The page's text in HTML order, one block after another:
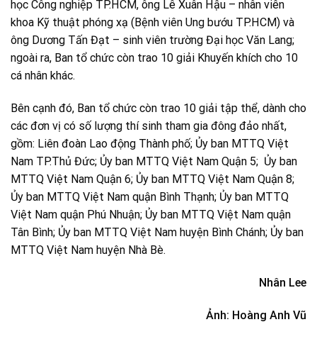
học Công nghiệp TP.HCM, ông Lê Xuân Hậu – nhân viên
khoa Kỹ thuật phóng xạ (Bệnh viên Ung bướu TP.HCM) và
ông Dương Tấn Đạt – sinh viên trường Đại học Văn Lang;
ngoài ra, Ban tổ chức còn trao 10 giải Khuyến khích cho 10
cá nhân khác.
Bên cạnh đó, Ban tổ chức còn trao 10 giải tập thể, dành cho
các đơn vị có số lượng thí sinh tham gia đông đảo nhất,
gồm: Liên đoàn Lao động Thành phố; Ủy ban MTTQ Việt
Nam TP.Thủ Đức; Ủy ban MTTQ Việt Nam Quận 5; Ủy ban
MTTQ Việt Nam Quận 6; Ủy ban MTTQ Việt Nam Quận 8;
Ủy ban MTTQ Việt Nam quận Bình Thạnh; Ủy ban MTTQ
Việt Nam quận Phú Nhuận; Ủy ban MTTQ Việt Nam quận
Tân Bình; Ủy ban MTTQ Việt Nam huyện Bình Chánh; Ủy ban
MTTQ Việt Nam huyện Nhà Bè.
Nhân Lee
Ảnh: Hoàng Anh Vũ